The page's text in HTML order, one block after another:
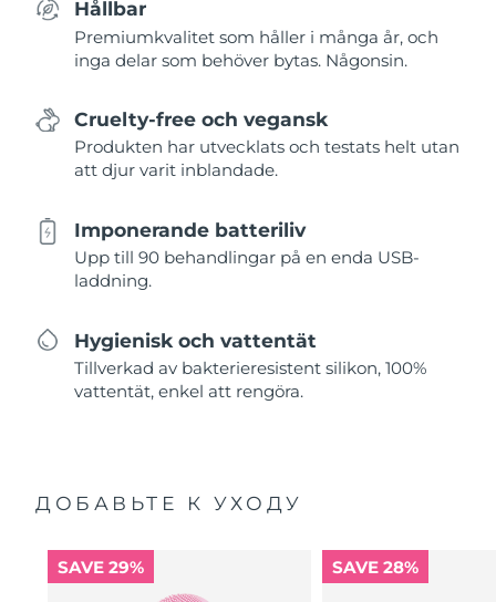
Hållbar
Premiumkvalitet som håller i många år, och
inga delar som behöver bytas. Någonsin.
Cruelty-free och vegansk
Produkten har utvecklats och testats helt utan
att djur varit inblandade.
Imponerande batteriliv
Upp till 90 behandlingar på en enda USB-
laddning.
Hygienisk och vattentät
Tillverkad av bakterieresistent silikon, 100%
vattentät, enkel att rengöra.
ДОБАВЬТЕ К УХОДУ
SAVE 29% SAVE 28%